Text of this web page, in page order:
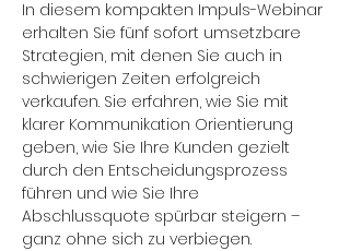
In diesem kompakten Impuls-Webinar
erhalten Sie fünf sofort umsetzbare
Strategien, mit denen Sie auch in
schwierigen Zeiten erfolgreich
verkaufen. Sie erfahren, wie Sie mit
klarer Kommunikation Orientierung
geben, wie Sie Ihre Kunden gezielt
durch den Entscheidungsprozess
führen und wie Sie Ihre
Abschlussquote spürbar steigern –
ganz ohne sich zu verbiegen.